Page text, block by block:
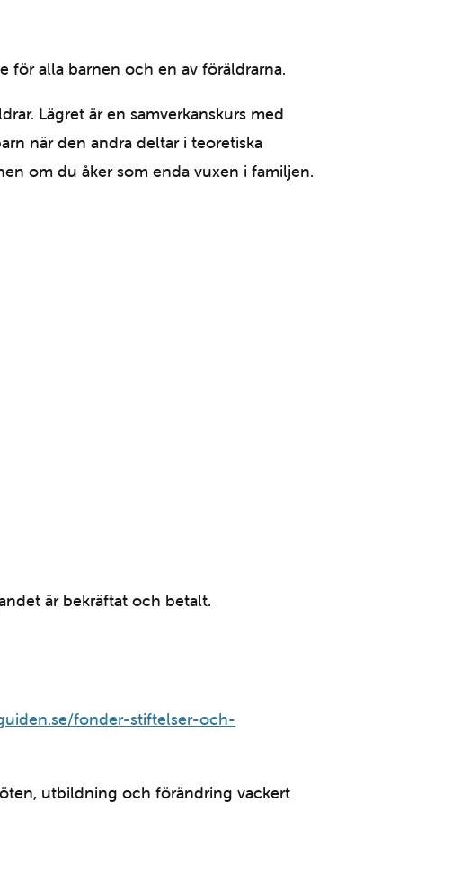
för alla barnen och en av föräldrarna.
Lägret är en samverkanskurs med
när den andra deltar i teoretiska
om du åker som enda vuxen i familjen.
är bekräftat och betalt.
fonder-stiftelser-och-
utbildning och förändring vackert